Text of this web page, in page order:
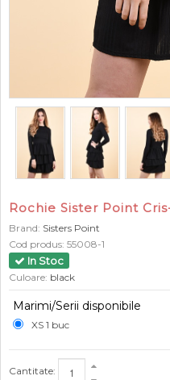
Rochie Sister Point
Brand: Sisters Point
Cod produs: 55008-1
In Stoc
Culoare: black
Marimi/Serii disponibile
XS 1 buc
Cantitate: